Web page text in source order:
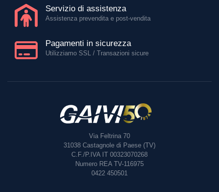
Servizio di assistenza
Assistenza prevendita e post-vendita
Pagamenti in sicurezza
Utilizziamo SSL / Transazioni sicure
Via Feltrina 70
31038 Castagnole di Paese (TV)
C.F./P.IVA IT 00323070268
Numero REA TV-116975
0422 450501